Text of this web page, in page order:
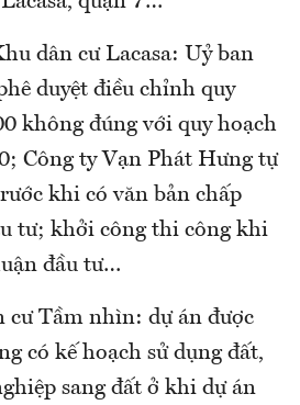
dân cư Lacasa: Uỷ ban
duyệt điều chỉnh quy
không đúng với quy hoạch
Công ty Vạn Phát Hưng tự
khi có văn bản chấp
tư; khởi công thi công khi
đầu tư…
cư Tầm nhìn: dự án được
có kế hoạch sử dụng đất,
sang đất ở khi dự án